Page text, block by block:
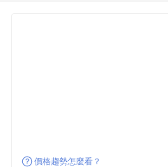
價格趨勢怎麼看？